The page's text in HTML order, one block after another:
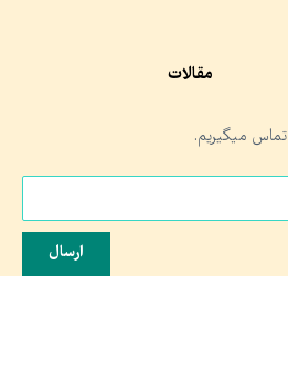
مقالات
تماس میگیریم.
ارسال